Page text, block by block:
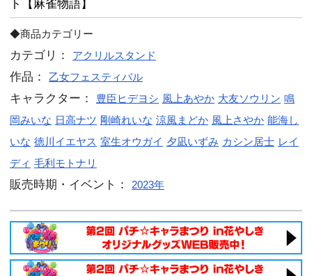
トになったアクリルスタンドです♪
飾るのはもちろんですが、カードサ
ースなどに入れて持ち歩いたり、
チェーンホールを使ってキーホルダ
ます！
平和キャラクターコレクション アク
ト【乙女マスターズA】
平和キャラクターコレクション アク
ト【乙女マスターズB】